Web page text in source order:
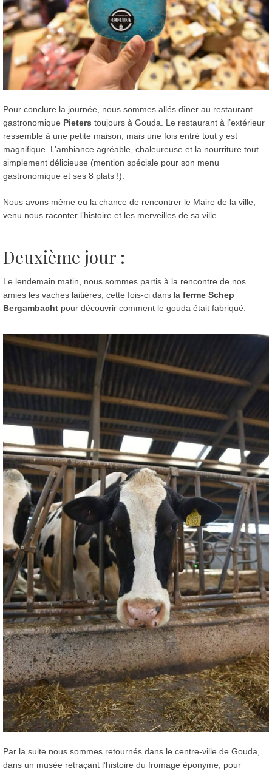
Pour conclure la journée, nous sommes allés dîner au restaurant
gastronomique Pieters toujours à Gouda. Le restaurant à l’extérieur
ressemble à une petite maison, mais une fois entré tout y est
magnifique. L’ambiance agréable, chaleureuse et la nourriture tout
simplement délicieuse (mention spéciale pour son menu
gastronomique et ses 8 plats !).
Nous avons même eu la chance de rencontrer le Maire de la ville,
venu nous raconter l’histoire et les merveilles de sa ville.
Deuxième jour :
Le lendemain matin, nous sommes partis à la rencontre de nos
amies les vaches laitières, cette fois-ci dans la ferme Schep
Bergambacht pour découvrir comment le gouda était fabriqué.
Par la suite nous sommes retournés dans le centre-ville de Gouda,
dans un musée retraçant l’histoire du fromage éponyme, pour